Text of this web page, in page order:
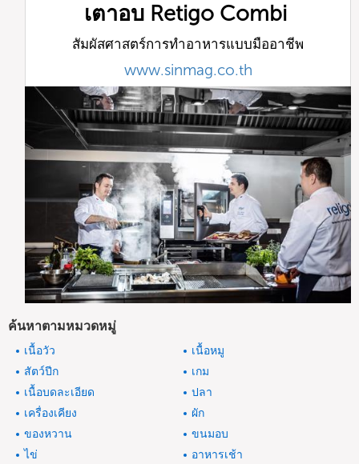
เตาอบ Retigo Combi
สัมผัสศาสตร์การทำอาหารแบบมืออาชีพ
www.sinmag.co.th
ค้นหาตามหมวดหมู่
เนื้อวัว
เนื้อหมู
สัตว์ปีก
เกม
เนื้อบดละเอียด
ปลา
เครื่องเคียง
ผัก
ของหวาน
ขนมอบ
ไข่
อาหารเช้า